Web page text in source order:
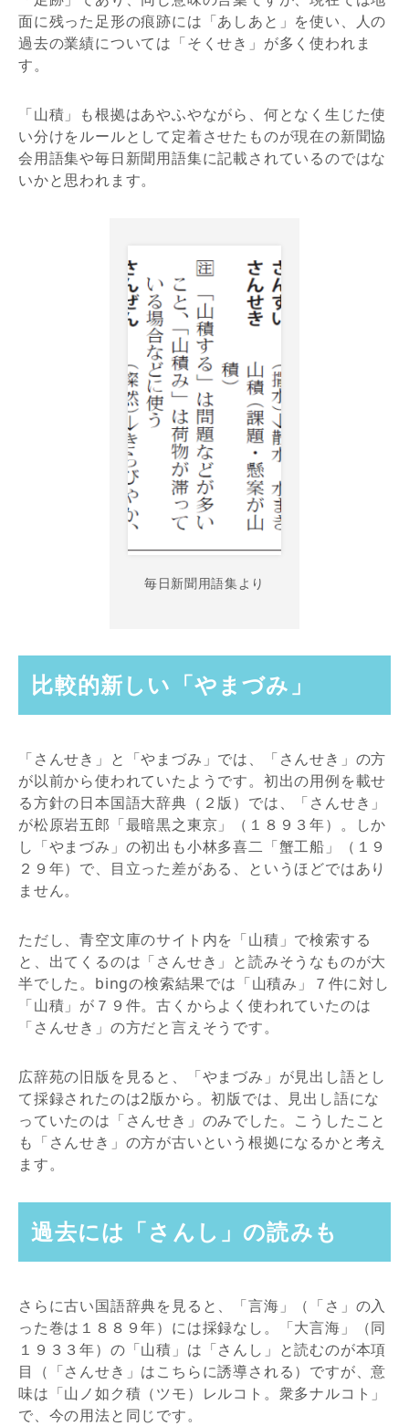
面に残った足形の痕跡には「あしあと」を使い、人の
過去の業績については「そくせき」が多く使われま
す。
「山積」も根拠はあやふやながら、何となく生じた使
い分けをルールとして定着させたものが現在の新聞協
会用語集や毎日新聞用語集に記載されているのではな
いかと思われます。
毎日新聞用語集より
比較的新しい「やまづみ」
「さんせき」と「やまづみ」では、「さんせき」の方
が以前から使われていたようです。初出の用例を載せ
る方針の日本国語大辞典（２版）では、「さんせき」
が松原岩五郎「最暗黒之東京」（１８９３年）。しか
し「やまづみ」の初出も小林多喜二「蟹工船」（１９
２９年）で、目立った差がある、というほどではあり
ません。
ただし、青空文庫のサイト内を「山積」で検索する
と、出てくるのは「さんせき」と読みそうなものが大
半でした。bingの検索結果では「山積み」７件に対し
「山積」が７９件。古くからよく使われていたのは
「さんせき」の方だと言えそうです。
広辞苑の旧版を見ると、「やまづみ」が見出し語とし
て採録されたのは2版から。初版では、見出し語にな
っていたのは「さんせき」のみでした。こうしたこと
も「さんせき」の方が古いという根拠になるかと考え
ます。
過去には「さんし」の読みも
さらに古い国語辞典を見ると、「言海」（「さ」の入
った巻は１８８９年）には採録なし。「大言海」（同
１９３３年）の「山積」は「さんし」と読むのが本項
目（「さんせき」はこちらに誘導される）ですが、意
味は「山ノ如ク積（ツモ）レルコト。衆多ナルコト」
で、今の用法と同じです。